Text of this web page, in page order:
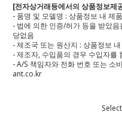
[전자상거래등에서의 상품정보제
- 품명 및 모델명 : 상품정보 내 제
- 법에 의한 인증/허가 등을 받았
당없음
- 제조국 또는 원산지 : 상품정보
- 제조자, 수입품의 경우 수입자를
- A/S 책임자와 전화 번호 또는 소
ant.co.kr